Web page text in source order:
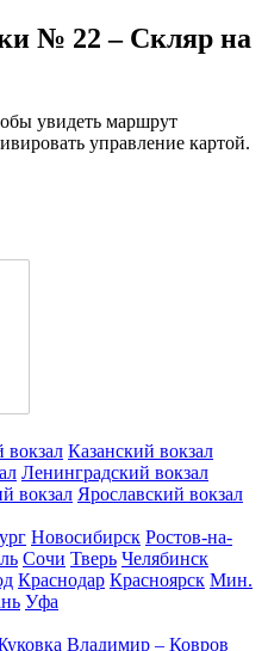
№ 22 – Скляр на
увидеть маршрут
управление картой.
вокзал Казанский вокзал
Ленинградский вокзал
вокзал Ярославский вокзал
Новосибирск Ростов-на-
Сочи Тверь Челябинск
Краснодар Красноярск Мин.
Уфа
Владимир – Ковров